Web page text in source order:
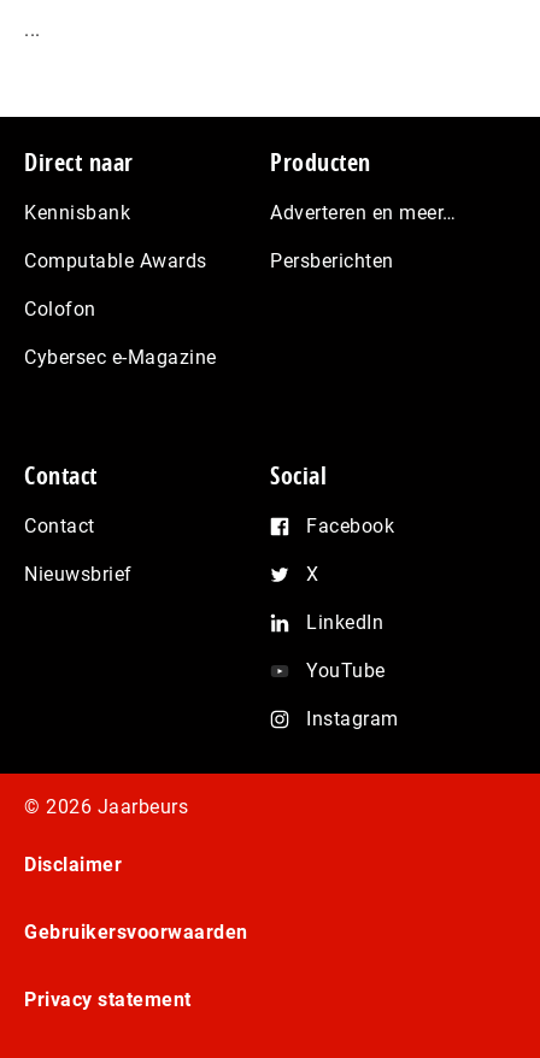
...
Footer
Direct naar
Kennisbank
Computable Awards
Colofon
Cybersec e-Magazine
Producten
Adverteren en meer…
Persberichten
Contact
Contact
Nieuwsbrief
Social
Facebook
X
LinkedIn
YouTube
Instagram
© 2026 Jaarbeurs
Disclaimer
Gebruikersvoorwaarden
Privacy statement